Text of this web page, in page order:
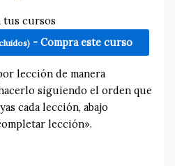
tus cursos
- Compra este curso
lección de manera
siguiendo el orden que
cada lección, abajo
lección».